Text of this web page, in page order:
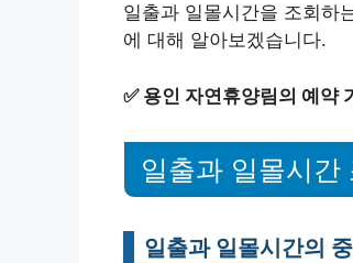
일출과 일몰시간을 조회하
에 대해 알아보겠습니다.
✅ 용인 자연휴양림의 예약
일출과 일몰시간
일출과 일몰시간의